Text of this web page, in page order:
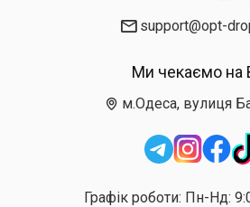
support@opt-
Ми чекаємо на
м.Одеса, вулиця
Графік роботи: Пн-Нд: